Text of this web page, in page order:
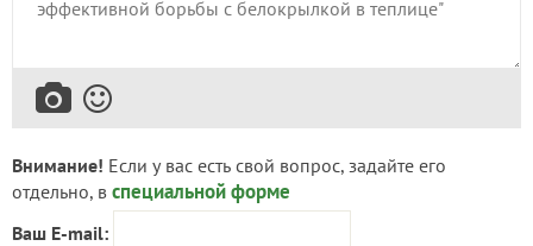
Внимание! Если у вас есть свой вопрос, задайте его
отдельно, в специальной форме
Ваш E-mail: